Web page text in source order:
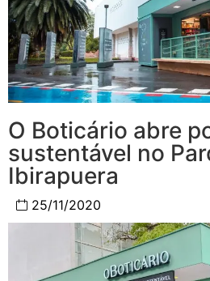
O Boticário abre
sustentável no
Ibirapuera
25/11/2020